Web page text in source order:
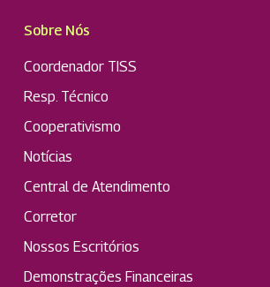
Sobre Nós
Coordenador TISS
Resp. Técnico
Cooperativismo
Notícias
Central de Atendimento
Corretor
Nossos Escritórios
Demonstrações Financeiras